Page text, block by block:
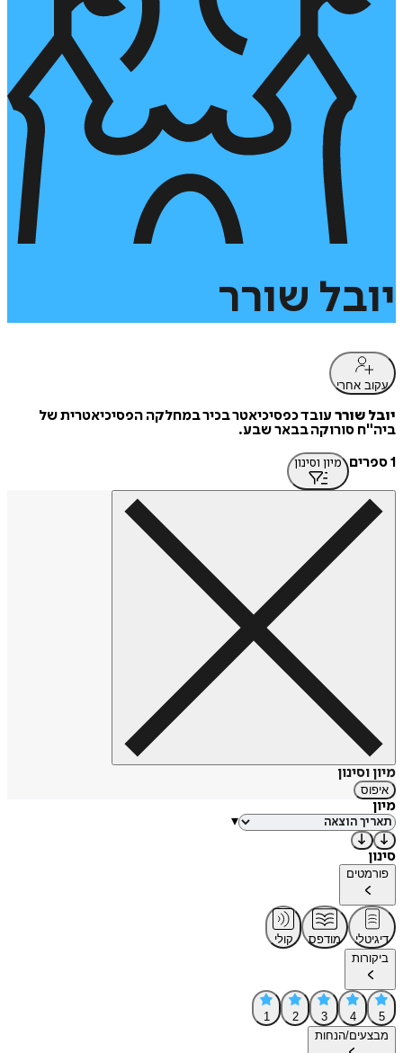
יובל שורר
עקוב אחרי
יובל שוררעובד כפסיכיאטר בכיר במחלקה הפסיכיאטרית של
ביה"ח סורוקה בבאר שבע.
1 ספרים
מיון וסינון
מיון וסינון
איפוס
מיון
▾
סינון
פורמטים
דיגיטלי מודפס
קולי
ביקורות
5
4
3
2
1
מבצעים/הנחות